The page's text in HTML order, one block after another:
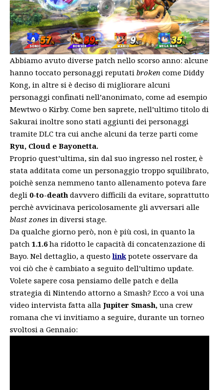
Abbiamo avuto diverse patch nello scorso anno: alcune
hanno toccato personaggi reputati broken come Diddy
Kong, in altre si è deciso di migliorare alcuni
personaggi confinati nell’anonimato, come ad esempio
Mewtwo o Kirby. Come ben saprete, nell’ultimo titolo di
Sakurai inoltre sono stati aggiunti dei personaggi
tramite DLC tra cui anche alcuni da terze parti come
Ryu, Cloud e Bayonetta.
Proprio quest’ultima, sin dal suo ingresso nel roster, è
stata additata come un personaggio troppo squilibrato,
poichè senza nemmeno tanto allenamento poteva fare
degli 0-to-death davvero difficili da evitare, soprattutto
perchè avvicinava pericolosamente gli avversari alle
blast zones in diversi stage.
Da qualche giorno però, non è più così, in quanto la
patch 1.1.6ha ridotto le capacità di concatenzazione di
Bayo. Nel dettaglio, a questolinkpotete osservare da
voi ciò che è cambiato a seguito dell’ultimo update.
Volete sapere cosa pensiamo delle patch e della
strategia di Nintendo attorno a Smash? Ecco a voi una
video intervista fatta alla Jupiter Smash, una crew
romana che vi invitiamo a seguire, durante un torneo
svoltosi a Gennaio: